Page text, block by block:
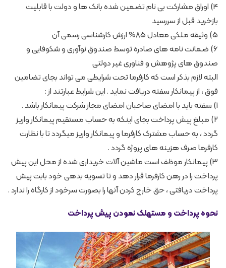
4) اوراق مشارکت بی نام تضمین شده بانک ها و دولت با قابلیت
بازخرید قبل از سررسید
5) وثیقه ملکی معادل 85% ارزش کارشناسی رسمی آن
6) ضمانت نامه های صادره توسط صندوق نوآوری و شکوفایی و
صندوق های پژوهش و فناوری غیر دولتی
البته لازم بذکر است که کارفرما تحت شرایطی می تواند بجای تضامین
فوق ، از پیمانکار سفته دریافت نماید . این شرایط عبارتند از :
1) سفته باید با امضای صاحبان امضای مجاز شرکت پیمانکار باشد .
2) مبلغ پیش پرداخت بجای اینکه به حساب مستقیم پیمانکار واریز
گردد ، به حساب مشترک کارفرما و پیمانکار واریز میگردد تا با نظارت
کارفرما صرف هزینه های پروژه گردد .
3) پیمانکار موظف است ماشین آلات خریداری شده از محل این پیش
پرداخت را در رهن کارفرما قرار دهد و تا تسویه بدهی خود بابت پیش
پرداخت دریافتی ، حق خارج کردن آنها را بصورت سرخود از کارگاه را ندارد .
نحوه پرداخت و مستهلک نمودن پیش پرداخت